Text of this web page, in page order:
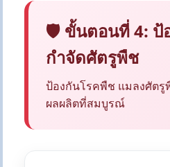
🛡️ ขั้นตอนที่ 4: ป้
กำจัดศัตรูพืช
ป้องกันโรคพืช แมลงศัตรู
ผลผลิตที่สมบูรณ์